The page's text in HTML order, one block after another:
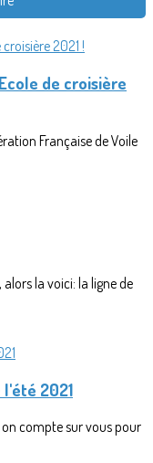
de croisière
Française de Voile
la voici: la ligne de
2021
compte sur vous pour